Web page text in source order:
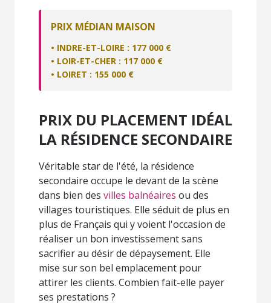
PRIX MÉDIAN MAISON
• INDRE-ET-LOIRE : 177 000 €
• LOIR-ET-CHER : 117 000 €
• LOIRET : 155 000 €
PRIX DU PLACEMENT IDÉAL
LA RÉSIDENCE SECONDAIRE
Véritable star de l'été, la résidence
secondaire occupe le devant de la scène
dans bien des villes balnéaires ou des
villages touristiques. Elle séduit de plus en
plus de Français qui y voient l'occasion de
réaliser un bon investissement sans
sacrifier au désir de dépaysement. Elle
mise sur son bel emplacement pour
attirer les clients. Combien fait-elle payer
ses prestations ?